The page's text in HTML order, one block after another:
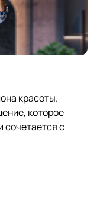
красоты.
которое
сочетается с